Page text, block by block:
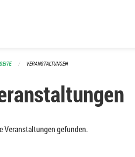
VERANSTALTUNGEN
Veranstaltungen gefunden.